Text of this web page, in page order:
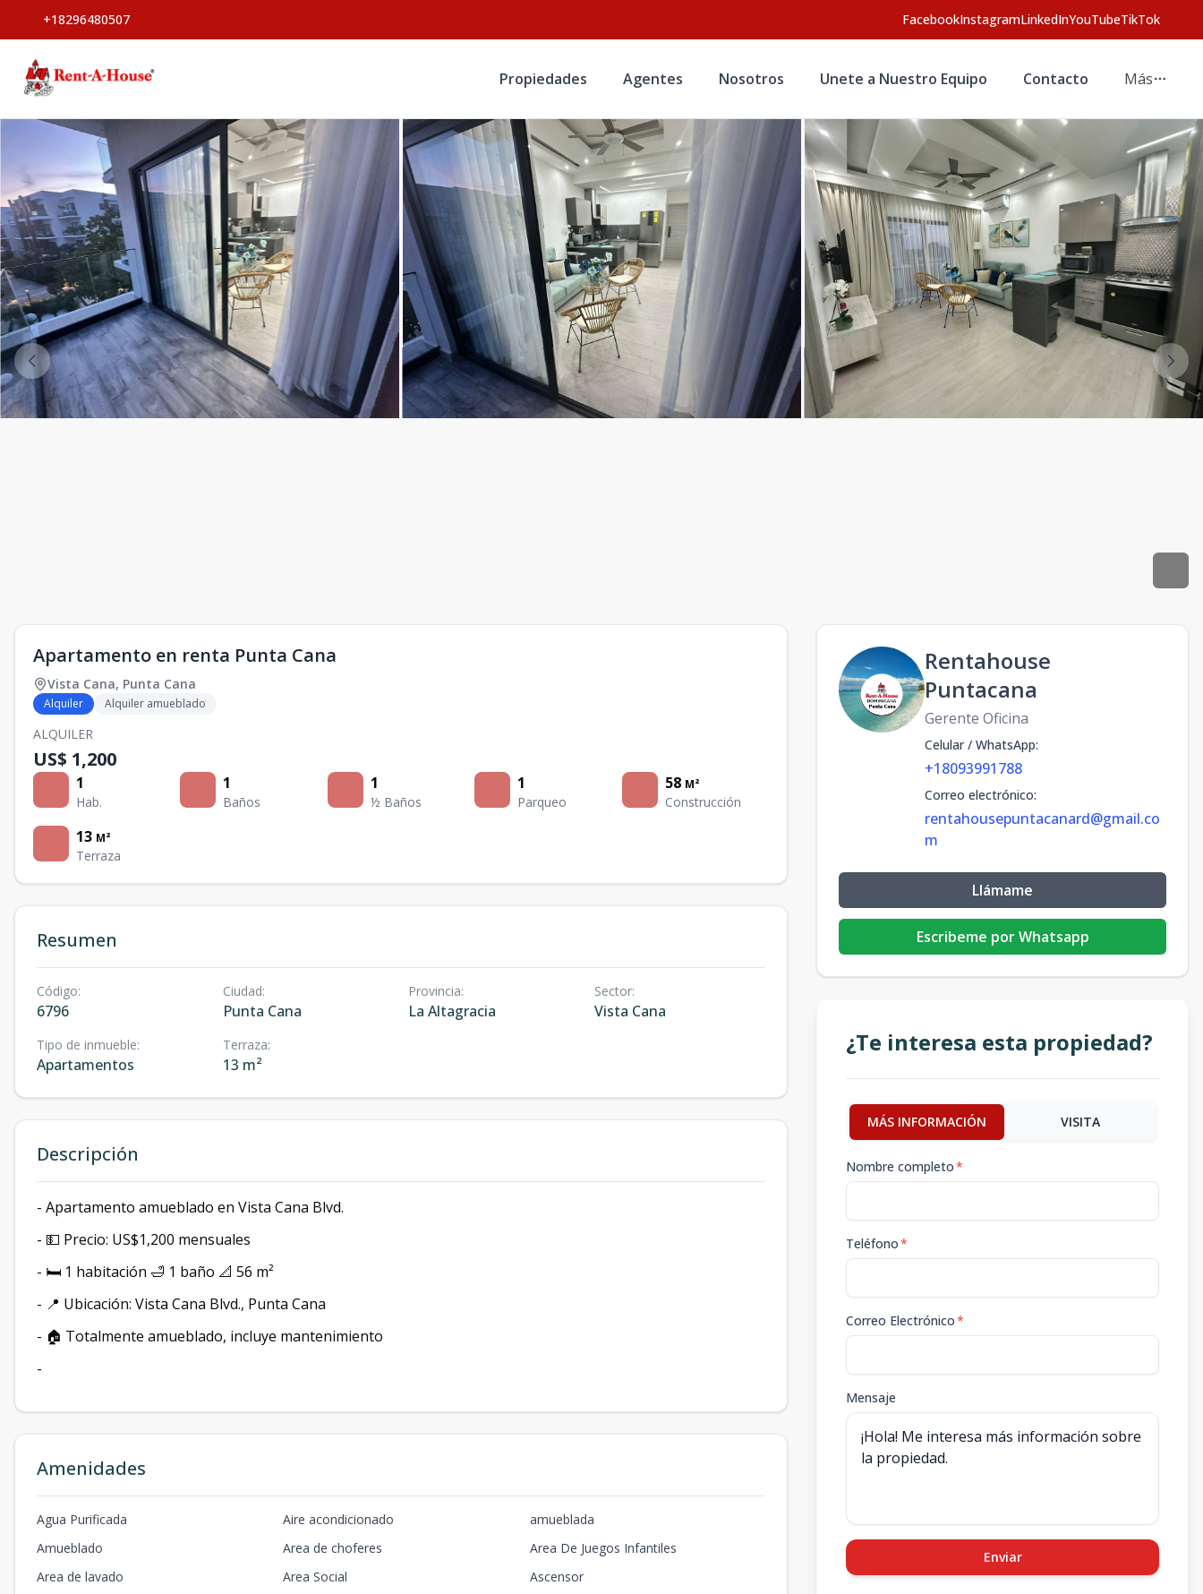
+18296480507 FacebookInstagramLinkedInYouTubeTikTok
Propiedades Agentes Nosotros Unete a Nuestro Equipo Contacto Más
Apartamento en renta Punta Cana
Vista Cana, Punta Cana
Alquiler Alquiler amueblado
ALQUILER
US$ 1,200
1
Hab.
1
Baños
1
½ Baños
1
Parqueo
58 M²
Construcción
13 M²
Terraza
Resumen
Código:
6796
Ciudad:
Punta Cana
Provincia:
La Altagracia
Sector:
Vista Cana
Tipo de inmueble:
Apartamentos
Terraza:
13 m²
Descripción
- Apartamento amueblado en Vista Cana Blvd.
- 💵 Precio: US$1,200 mensuales
- 🛏️ 1 habitación 🛁 1 baño 📐 56 m²
- 📍 Ubicación: Vista Cana Blvd., Punta Cana
- 🏠 Totalmente amueblado, incluye mantenimiento
-
Amenidades
Agua Purificada Aire acondicionado
amueblada
Amueblado
Area de choferes
Area De Juegos Infantiles
Area de lavado
Area Social
Ascensor
Rentahouse
Puntacana
Gerente Oficina
Celular / WhatsApp:
+18093991788
Correo electrónico:
rentahousepuntacanard@gmail.co
m
Llámame
Escribeme por Whatsapp
¿Te interesa esta propiedad?
MÁS INFORMACIÓN VISITA
Nombre completo*
Teléfono*
Correo Electrónico*
Mensaje
Enviar